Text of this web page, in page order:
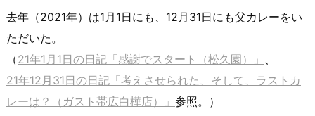
去年（2021年）は1月1日にも、12月31日にも父カレーをい
ただいた。
（21年1月1日の日記「感謝でスタート（松久園）」
21年12月31日の日記「考えさせられた、そして、ラストカ
レーは？（ガスト帯広白樺店）」 参照。）